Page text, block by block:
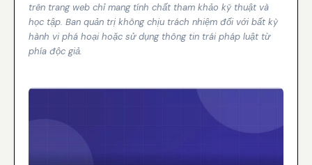
trên trang web chỉ mang tính chất tham khảo kỹ thuật và
học tập. Ban quản trị không chịu trách nhiệm đối với bất kỳ
hành vi phá hoại hoặc sử dụng thông tin trái pháp luật từ
phía độc giả.